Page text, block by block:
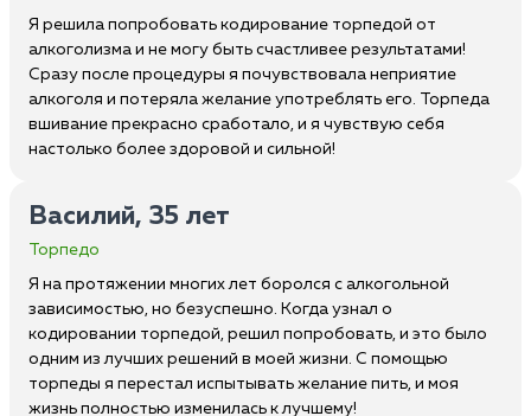
Я решила попробовать кодирование торпедой от
алкоголизма и не могу быть счастливее результатами!
Сразу после процедуры я почувствовала неприятие
алкоголя и потеряла желание употреблять его. Торпеда
вшивание прекрасно сработало, и я чувствую себя
настолько более здоровой и сильной!
Василий, 35 лет
Торпедо
Я на протяжении многих лет боролся с алкогольной
зависимостью, но безуспешно. Когда узнал о
кодировании торпедой, решил попробовать, и это было
одним из лучших решений в моей жизни. С помощью
торпеды я перестал испытывать желание пить, и моя
жизнь полностью изменилась к лучшему!